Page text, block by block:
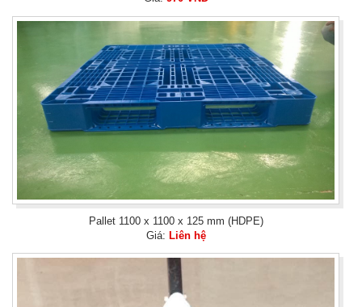
đảm bảo tải trọng an toàn.
Phù hợp cho việc lưu kho, xuất khẩu hàng đi nước
KT: 1100 x 1100 x 120 mm, 1000 x 1200 x 120 mm,
Pallet 1100 x 1100 x 125 mm (HDPE)
Giá: Liên hệ